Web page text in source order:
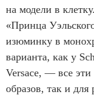
на модели в
«Принца
изюминку в
варианта, как у
Versace, — все эти
образов, так и